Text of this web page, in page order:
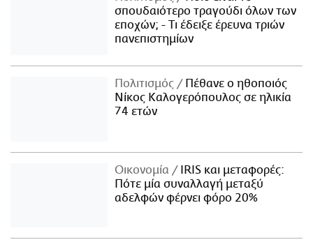
σπουδαιότερο τραγούδι όλων των
εποχών; - Τι έδειξε έρευνα τριών
πανεπιστημίων
Πολιτισμός
Πέθανε ο ηθοποιός
Νίκος Καλογερόπουλος σε ηλικία
74 ετών
Οικονομία
IRIS και μεταφορές:
Πότε μία συναλλαγή μεταξύ
αδελφών φέρνει φόρο 20%